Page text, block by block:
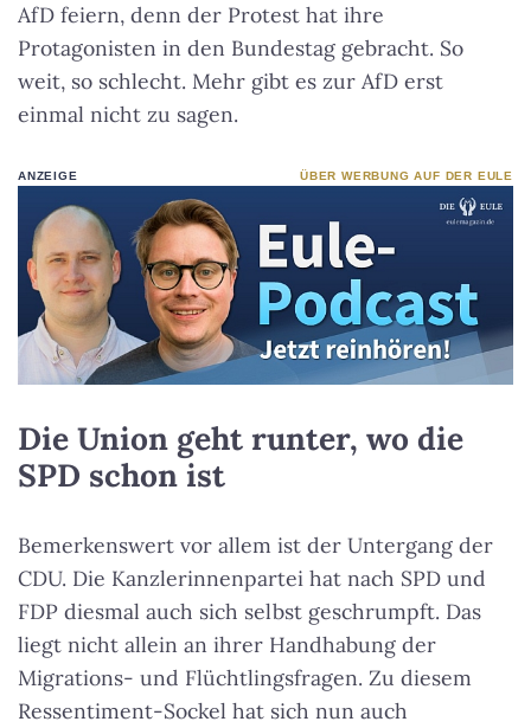
AfD feiern, denn der Protest hat ihre
Protagonisten in den Bundestag gebracht. So
weit, so schlecht. Mehr gibt es zur AfD erst
einmal nicht zu sagen.
ANZEIGE ÜBER WERBUNG AUF DER EULE
Die Union geht runter, wo die
SPD schon ist
Bemerkenswert vor allem ist der Untergang der
CDU. Die Kanzlerinnenpartei hat nach SPD und
FDP diesmal auch sich selbst geschrumpft. Das
liegt nicht allein an ihrer Handhabung der
Migrations- und Flüchtlingsfragen. Zu diesem
Ressentiment-Sockel hat sich nun auch